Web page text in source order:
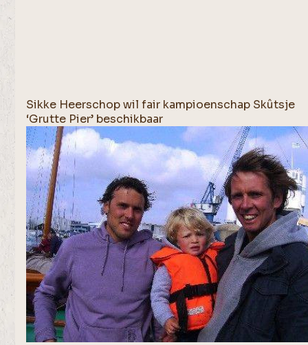
Sikke Heerschop wil fair kampioenschap Skûtsje
‘Grutte Pier’ beschikbaar